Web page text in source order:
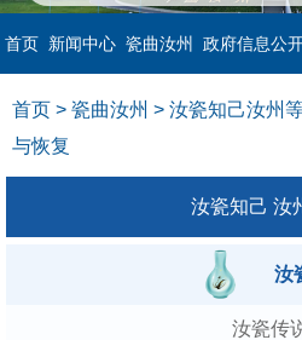
首页 新闻中心 瓷曲汝州 政府信息公
首页 > 瓷曲汝州 > 汝瓷知己汝州
与恢复
汝瓷知己 汝
汝
汝瓷传